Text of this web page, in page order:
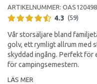
ARTIKELNUMMER: OAS120498
4.3 (59)
Vår storsäljare bland
golv, ett rymligt allrum med
skyddad ingång. Perfekt
för campingsemestern.
LÄS MER